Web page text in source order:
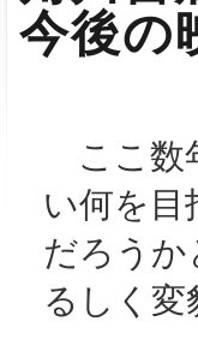
今後の
ここ数
い何を
だろうか
るしく変